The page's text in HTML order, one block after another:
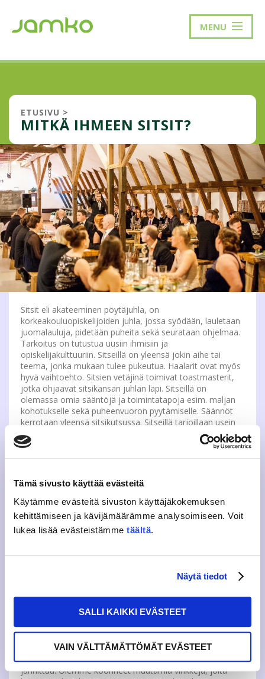
Tämä sivusto käyttää evästeitä
Käytämme evästeitä sivuston käyttäjäkokemuksen
kehittämiseen ja kävijämäärämme analysoimiseen. Voit
lukea lisää evästeistämme täältä.
Näytä tiedot
SALLI KAIKKI EVÄSTEET
VAIN VÄLTTÄMÄTTÖMÄT EVÄSTEET
MENU
ETUSIVU >
MITKÄ IHMEEN SITSIT?
Sitsit eli akateeminen pöytäjuhla, on
korkeakouluopiskelijoiden juhla, jossa syödään, lauletaan
juomalauluja, pidetään puheita sekä seurataan ohjelmaa.
Tarkoitus on tutustua uusiin ihmisiin ja
opiskelijakulttuuriin. Sitseillä on yleensä jokin aihe tai
teema, jonka mukaan tulee pukeutua. Haalarit ovat myös
hyvä vaihtoehto. Sitsien vetäjinä toimivat toastmasterit,
jotka ohjaavat sitsikansan juhlan läpi. Sitseillä on
olemassa omia sääntöjä ja toimintatapoja esim. maljan
kohotukselle sekä puheenvuoron pyytämiselle. Säännöt
kerrotaan yleensä sitsikutsussa. Sitseillä tarjoillaan usein
myös ruokaa.
Juhlijoille on yleensä nimikoitu istumapaikat valmiiksi
vuorotellen siten, että sitsaajan vierustoverit ja
Seuralaiset ovat normaalin etiketin mukaan vierekkäin tai
vastakkain.
joten jos haluat mukaan, niin seuraa omaa koulutusalaasi
satunnaisesti, joten on hyvä myös seurataJAMKOn
PRO TIPS
Sitseillä on omat toimintaohjeensa, mutta niitä ei kannata
jännittää. Olemme koonneet muutamia vinkkejä, joita